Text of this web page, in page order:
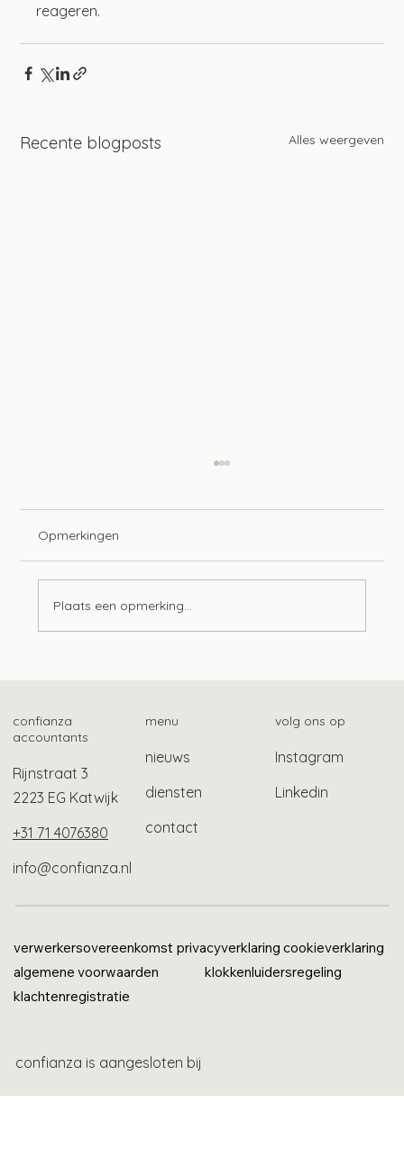
reageren.
Recente blogposts Alles weergeven
Opmerkingen
Plaats een opmerking...
confianza
accountants
Rijnstraat 3
2223 EG Katwijk
+31 71 4076380
info@confianza.nl
menu
nieuws
diensten
contact
volg ons op
Instagram
Linkedin
verwerkersovereenkomst privacyverklaring cookieverklaring
algemene voorwaarden
klokkenluidersregeling
klachtenregistratie
confianza is aangesloten bij